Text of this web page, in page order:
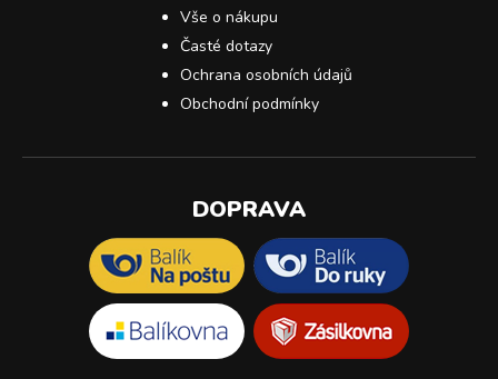
Vše o nákupu
Časté dotazy
Ochrana osobních údajů
Obchodní podmínky
DOPRAVA